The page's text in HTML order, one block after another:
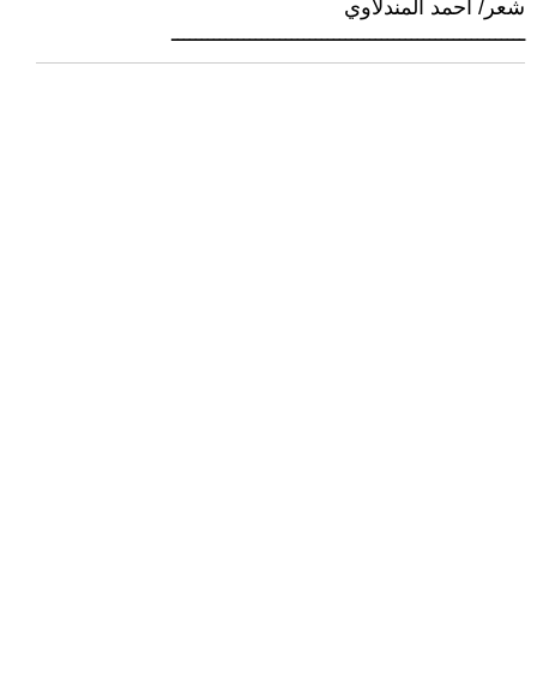
شعر/ احمد المندلاوي
ـــــــــــــــــــــــــــــــــــــــــــــــــــــــــــ